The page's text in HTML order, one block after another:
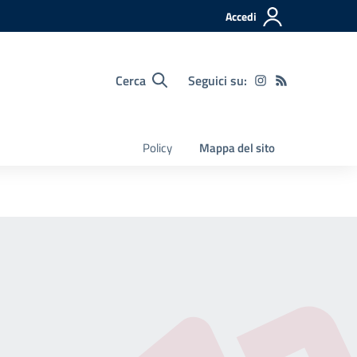
Accedi
Cerca Seguici su:
Policy Mappa del sito